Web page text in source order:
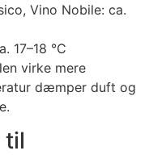
Vino Nobile: ca.
17–18 °C
virke mere
dæmper duft og
til